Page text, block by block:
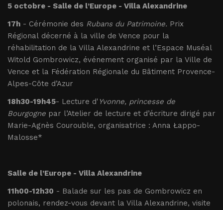
5 octobre - Salle de l’Europe - Villa Alexandrine
17h - Cérémonie des Rubans du Patrimoine. Prix
Régional décerné à la ville de Vence pour la
réhabilitation de la Villa Alexandrine et l’Espace Muséal
Witold Gombrowicz, événement organisé par la Ville de
Vence et la Fédération Régionale du Bâtiment Provence-
Alpes-Côte d’Azur
18h30-19h45- Lecture d'Yvonne, princesse de
Bourgogne par l’Atelier de lecture et d’écriture dirigé par
Marie-Agnès Courouble, organisatrice : Anna Łappo-
Malosse*
Salle de l’Europe - Villa Alexandrine
11h00-12h30 - Balade sur les pas de Gombrowicz en
polonais, rendez-vous devant la Villa Alexandrine, visite